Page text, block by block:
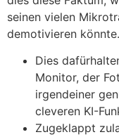
seinen vielen
demotivieren könnte.
Dies
Monitor, der
irgendeiner
cleveren KI-
Zugeklappt